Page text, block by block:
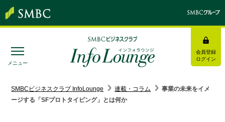
メニュー
会員登録
ログイン
みんなの研修
SMBCビジネスクラブ InfoLounge 連載・コラム
事業の未来をイメ
ージする「SFプロトタイピング」とは何か